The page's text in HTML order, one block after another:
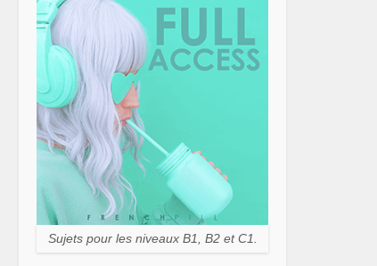
Sujets pour les niveaux B1, B2 et C1.